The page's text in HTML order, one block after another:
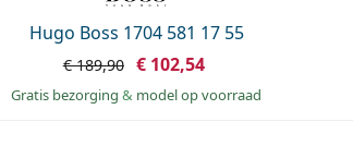
Hugo Boss 1704 581 17 55
€ 189,90 € 102,54
Gratis bezorging & model op voorraad